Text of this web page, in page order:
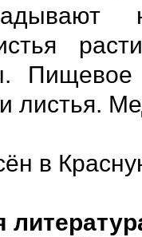
листья.
в